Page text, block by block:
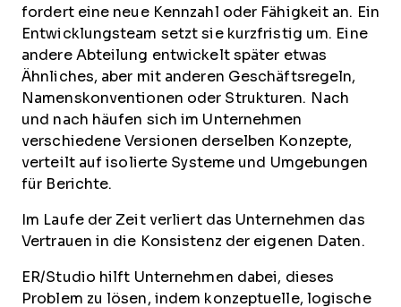
fordert eine neue Kennzahl oder Fähigkeit an. Ein
Entwicklungsteam setzt sie kurzfristig um. Eine
andere Abteilung entwickelt später etwas
Ähnliches, aber mit anderen Geschäftsregeln,
Namenskonventionen oder Strukturen. Nach
und nach häufen sich im Unternehmen
verschiedene Versionen derselben Konzepte,
verteilt auf isolierte Systeme und Umgebungen
für Berichte.
Im Laufe der Zeit verliert das Unternehmen das
Vertrauen in die Konsistenz der eigenen Daten.
ER/Studio hilft Unternehmen dabei, dieses
Problem zu lösen, indem konzeptuelle, logische